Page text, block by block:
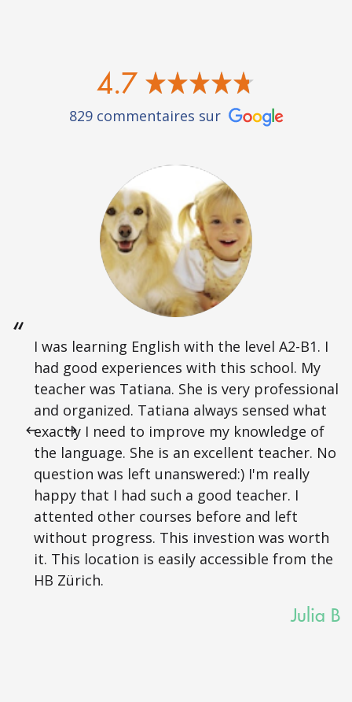
4.7
829 commentaires sur
I was learning English with the level A2-B1. I
had good experiences with this school. My
teacher was Tatiana. She is very professional
and organized. Tatiana always sensed what
exactly I need to improve my knowledge of
the language. She is an excellent teacher. No
question was left unanswered:) I'm really
happy that I had such a good teacher. I
attented other courses before and left
without progress. This investion was worth
it. This location is easily accessible from the
HB Zürich.
Julia B